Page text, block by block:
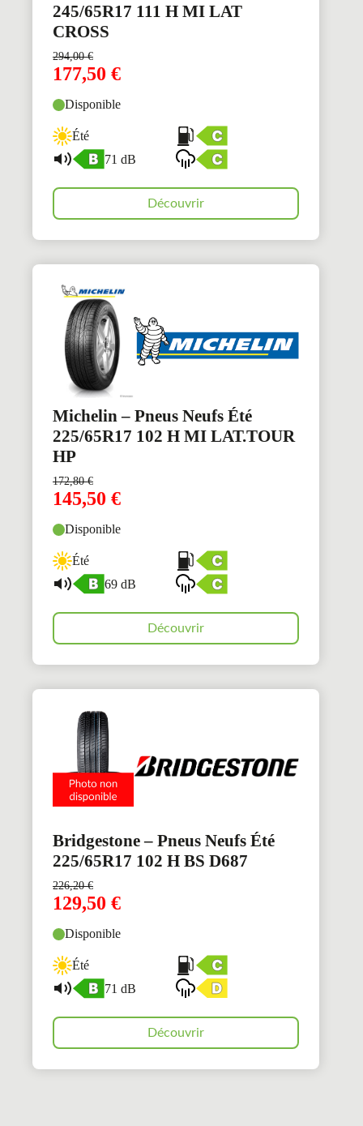
245/65R17 111 H MI LAT
CROSS
294,00€
177,50 €
Disponible
Été
71 dB
Découvrir
Michelin – Pneus Neufs Été
225/65R17 102 H MI LAT.TOUR
HP
172,80€
145,50 €
Disponible
Été
69 dB
Découvrir
Bridgestone – Pneus Neufs Été
225/65R17 102 H BS D687
226,20€
129,50 €
Disponible
Été
71 dB
Découvrir